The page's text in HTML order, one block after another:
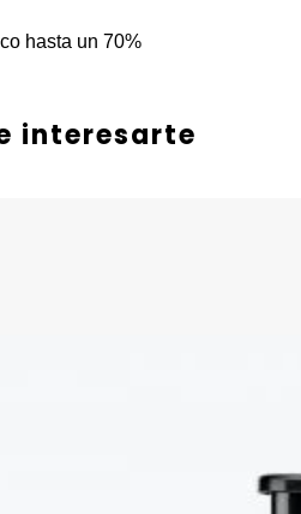
hasta un 70%
interesarte